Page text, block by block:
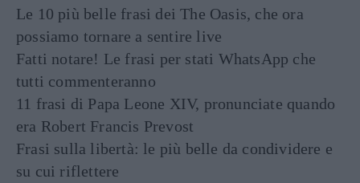
Le 10 più belle frasi dei The Oasis, che ora
possiamo tornare a sentire live
Fatti notare! Le frasi per stati WhatsApp che
tutti commenteranno
11 frasi di Papa Leone XIV, pronunciate quando
era Robert Francis Prevost
Frasi sulla libertà: le più belle da condividere e
su cui riflettere